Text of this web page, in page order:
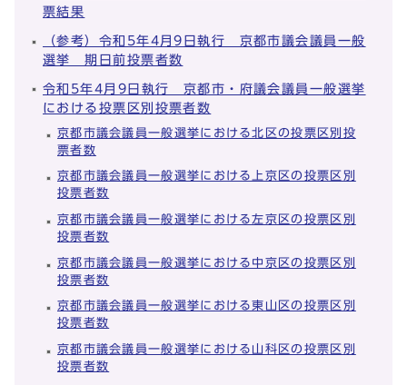
票結果
（参考）令和5年4月9日執行 京都市議会議員一般
選挙 期日前投票者数
令和5年4月9日執行 京都市・府議会議員一般選挙
における投票区別投票者数
京都市議会議員一般選挙における北区の投票区別投
票者数
京都市議会議員一般選挙における上京区の投票区別
投票者数
京都市議会議員一般選挙における左京区の投票区別
投票者数
京都市議会議員一般選挙における中京区の投票区別
投票者数
京都市議会議員一般選挙における東山区の投票区別
投票者数
京都市議会議員一般選挙における山科区の投票区別
投票者数